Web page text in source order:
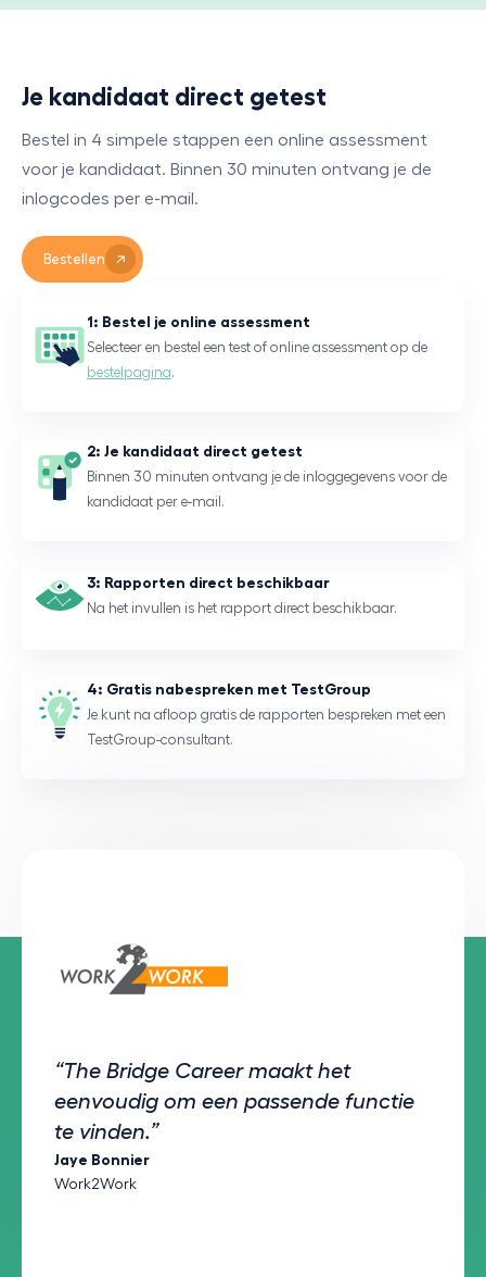
Je kandidaat direct getest
Bestel in 4 simpele stappen een online assessment
voor je kandidaat. Binnen 30 minuten ontvang je de
inlogcodes per e-mail.
Bestellen
1: Bestel je online assessment
Selecteer en bestel een test of online assessment op de
bestelpagina.
2: Je kandidaat direct getest
Binnen 30 minuten ontvang je de inloggegevens voor de
kandidaat per e-mail.
3: Rapporten direct beschikbaar
Na het invullen is het rapport direct beschikbaar.
4: Gratis nabespreken met TestGroup
Je kunt na afloop gratis de rapporten bespreken met een
TestGroup-consultant.
“The Bridge Career maakt het
eenvoudig om een passende functie
te vinden.”
Jaye Bonnier
Work2Work